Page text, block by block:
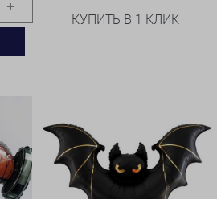
КУПИТЬ В 1 КЛИК